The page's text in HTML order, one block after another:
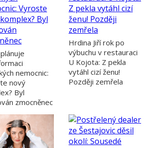
nemocnic:
nový
Byl
zmocněnec
Hrdina Jiří rok po
výbuchu v restauraci
U Kojota: Z pekla
vytáhl cizí ženu!
Později zemřela